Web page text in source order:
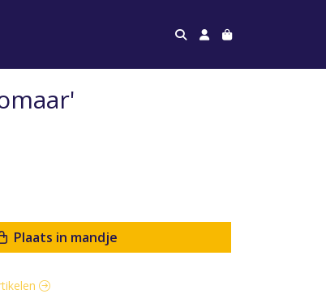
Plaats in mandje